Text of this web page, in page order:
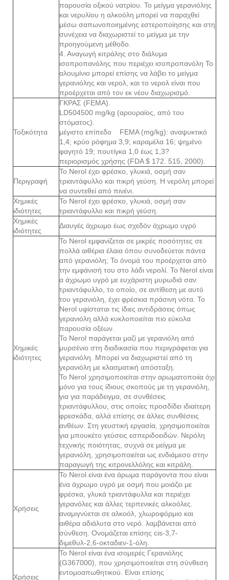
παρουσία οξικού νατρίου. Το μείγμα γερανιόλης
και νερυλίου η αλκοόλη μπορεί να παραχθεί
μέσω σαπωνοποιημένης εστεροποίησης και στη
συνέχεια να διαχωριστεί το μείγμα με την
προηγούμενη μέθοδο.
4. Αναγωγή κιτράλης στο διάλυμα
ισοπροπανόλης που περιέχει ισοπροπανόλη Το
αλουμίνιο μπορεί επίσης να λάβει το μείγμα
γερανιόλης και νερολ, και το νερολ είναι που
προέρχεται από τον εκ νέου διαχωρισμό.
Τοξικότητα
ΓΚΡΑΣ (FEMA).
LD504500 mg/kg (αρουραίος, από του
στόματος).
μέγιστο επίπεδο FEMA (mg/kg): αναψυκτικό
1,4; κρύο ρόφημα 3,9; καραμέλα 16; ψημένο
φαγητό 19; πουτίγκα 1,0 έως 1,3?
περιορισμός χρήσης (FDA $ 172. 515, 2000).
Περιγραφή
Το Nerol έχει φρέσκο, γλυκιά, οσμή σαν
τριαντάφυλλο και πικρή γεύση. Η νερόλη μπορεί
να συντεθεί από πινένι.
Χημικές
ιδιότητες
Το Nerol έχει φρέσκο, γλυκιά, οσμή σαν
τριαντάφυλλο και πικρή γεύση.
Χημικές
ιδιότητες
Διαυγές άχρωμο έως σχεδόν άχρωμο υγρό
Χημικές
ιδιότητες
Το Nerol εμφανίζεται σε μικρές ποσότητες σε
πολλά αιθέρια έλαια όπου συνοδεύεται πάντα
από γερανιόλη; Το όνομά του προέρχεται από
την εμφάνισή του στο λάδι νερολί. Το Nerol είναι
α άχρωμο υγρό με ευχάριστη μυρωδιά σαν
τριαντάφυλλο, το οποίο, σε αντίθεση με αυτό
του γερανιόλη, έχει φρέσκια πράσινη νότα. Το
Nerol υφίσταται τις ίδιες αντιδράσεις όπως
γερανιόλη αλλά κυκλοποιείται πιο εύκολα
παρουσία οξέων.
Το Nerol παράγεται μαζί με γερανιόλη από
μυρσένιο στη διαδικασία που περιγράφεται για
γερανιόλη. Μπορεί να διαχωριστεί από τη
γερανιόλη με κλασματική απόσταξη.
Το Nerol χρησιμοποιείται στην αρωματοποιία όχι
μόνο για τους ίδιους σκοπούς με τη γερανιόλη,
για για παράδειγμα, σε συνθέσεις
τριαντάφυλλου, στις οποίες προσδίδει ιδιαίτερη
φρεσκάδα, αλλά επίσης σε άλλες συνθέσεις
ανθέων. Στη γευστική εργασία, χρησιμοποιείται
για μπουκέτο γεύσεις εσπεριδοειδών. Νερόλη
τεχνικής ποιότητας, συχνά σε μείγμα με
γερανιόλη, χρησιμοποιείται ως ενδιάμεσο στην
παραγωγή της κιτρονελλόλης και κιτράλη.
Χρήσεις
Το Nerol είναι ένα άρωμα παράγοντα που είναι
ένα άχρωμο υγρό με οσμή που μοιάζει με
φρέσκα, γλυκά τριαντάφυλλα και περιέχει
γερανόλες και άλλες τερπενικές αλκοόλες.
αναμιγνύεται σε αλκοόλ, χλωροφόρμιο και
αιθέρα αδιάλυτα στο νερό. λαμβάνεται από
σύνθεση. Ονομάζεται επίσης cis-3,7-
διμεθυλ-2,6-οκταδιεν-1-όλη.
Χρήσεις
Το Nerol είναι ένα ισομερές Γερανιόλης
(G367000), που χρησιμοποιείται στη σύνθεση
εντομοαπωθητικού. Είναι επίσης